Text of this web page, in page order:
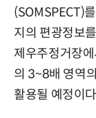
(SOMSPECT)
지의 편광정보
제우주정거장
의 3~8배 영역
활용될 예정이